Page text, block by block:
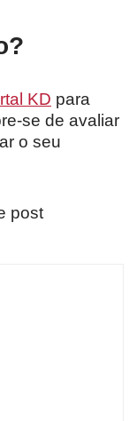
KD para
se de avaliar
o seu
post